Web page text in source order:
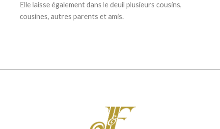
Elle laisse également dans le deuil plusieurs cousins,
cousines, autres parents et amis.